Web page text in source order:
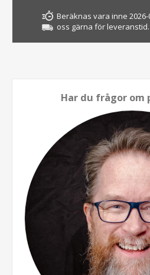
Beräknas vara inne
oss gärna för leveranstid.
Har du frågor om